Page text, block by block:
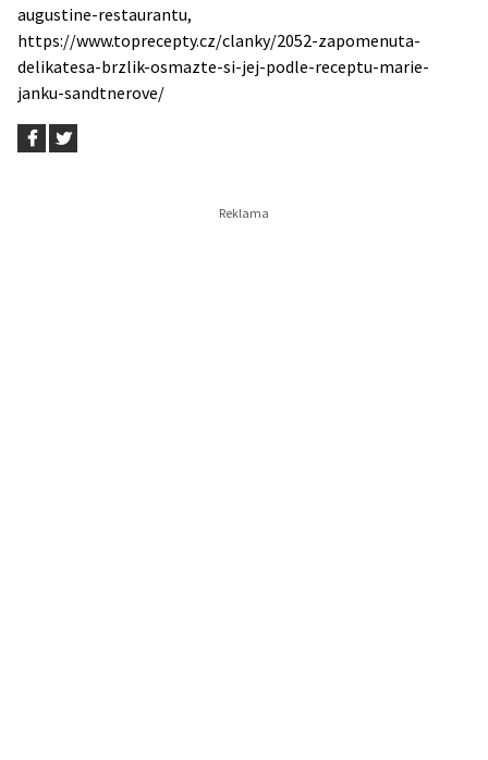
augustine-restaurantu,
https://www.toprecepty.cz/clanky/2052-zapomenuta-
delikatesa-brzlik-osmazte-si-jej-podle-receptu-marie-
janku-sandtnerove/